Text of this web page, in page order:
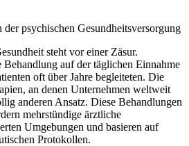
psychischen Gesundheitsversorgung
steht vor einer Zäsur.
Behandlung auf der täglichen Einnahme
oft über Jahre begleiteten. Die
an denen Unternehmen weltweit
anderen Ansatz. Diese Behandlungen
mehrstündige ärztliche
Umgebungen und basieren auf
Protokollen.